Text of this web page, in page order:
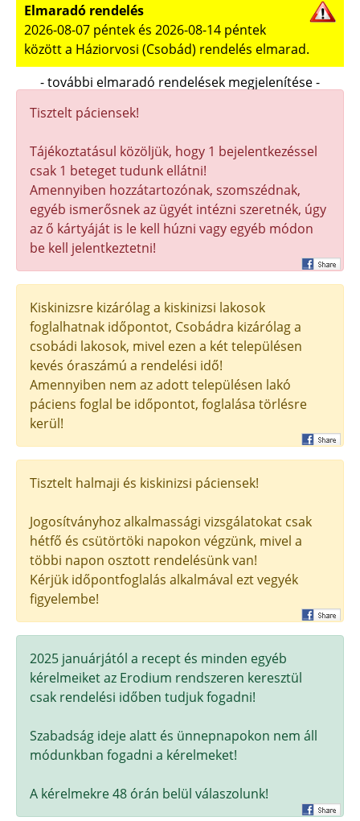
Elmaradó rendelés
2026-08-07 péntek és 2026-08-14 péntek
között a Háziorvosi (Csobád) rendelés elmarad.
- további elmaradó rendelések megjelenítése -
Tisztelt páciensek!
Tájékoztatásul közöljük, hogy 1 bejelentkezéssel
csak 1 beteget tudunk ellátni!
Amennyiben hozzátartozónak, szomszédnak,
egyéb ismerősnek az ügyét intézni szeretnék, úgy
az ő kártyáját is le kell húzni vagy egyéb módon
be kell jelentkeztetni!
Kiskinizsre kizárólag a kiskinizsi lakosok
foglalhatnak időpontot, Csobádra kizárólag a
csobádi lakosok, mivel ezen a két településen
kevés óraszámú a rendelési idő!
Amennyiben nem az adott településen lakó
páciens foglal be időpontot, foglalása törlésre
kerül!
Tisztelt halmaji és kiskinizsi páciensek!
Jogosítványhoz alkalmassági vizsgálatokat csak
hétfő és csütörtöki napokon végzünk, mivel a
többi napon osztott rendelésünk van!
Kérjük időpontfoglalás alkalmával ezt vegyék
figyelembe!
2025 januárjától a recept és minden egyéb
kérelmeiket az Erodium rendszeren keresztül
csak rendelési időben tudjuk fogadni!
Szabadság ideje alatt és ünnepnapokon nem áll
módunkban fogadni a kérelmeket!
A kérelmekre 48 órán belül válaszolunk!